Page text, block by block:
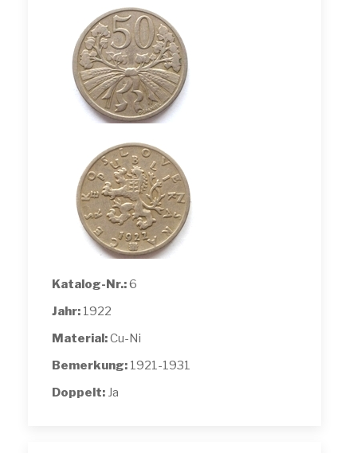
Katalog-Nr.:6
Jahr: 1922
Material:Cu-Ni
Bemerkung: 1921-1931
Doppelt: Ja